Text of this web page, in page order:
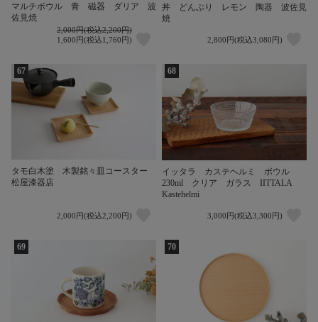
マルチボウル 青 磁器 ダリア 波
佐見焼
2,000円(税込2,200円)
1,600円(税込1,760円)
丼 どんぶり レモン 陶器 波佐見
焼
2,800円(税込3,080円)
67
タモ白木塗 木製銘々皿コースター
松屋漆器店
2,000円(税込2,200円)
68
イッタラ カステヘルミ ボウル
230ml クリア ガラス IITTALA
Kastehelmi
3,000円(税込3,300円)
69 70